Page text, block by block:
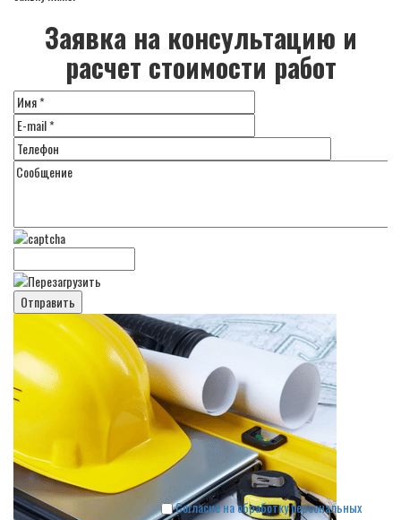
Заявка на консультацию и
расчет стоимости работ
Согласие на обработку персональных
Отправить